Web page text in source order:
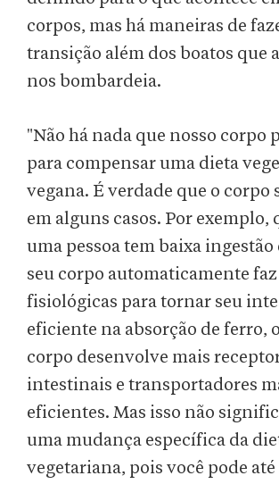
corpos, mas há maneiras de
transição além dos boatos que
nos bombardeia.
"Não há nada que nosso corpo
para compensar uma dieta
vegana. É verdade que o corpo
em alguns casos. Por exemplo,
uma pessoa tem baixa ingestão
seu corpo automaticamente
fisiológicas para tornar seu
eficiente na absorção de ferro,
corpo desenvolve mais
intestinais e transportadores
eficientes. Mas isso não
uma mudança específica da
vegetariana, pois você pode até